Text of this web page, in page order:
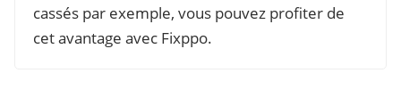
cassés par exemple, vous pouvez profiter de
cet avantage avec Fixppo.